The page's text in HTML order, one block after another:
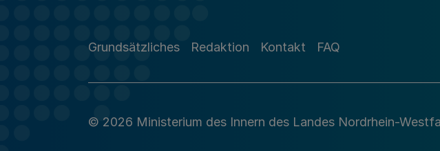
Grundsätzliches Redaktion Kontakt FAQ
© 2026 Ministerium des Innern des Landes Nordrhein-